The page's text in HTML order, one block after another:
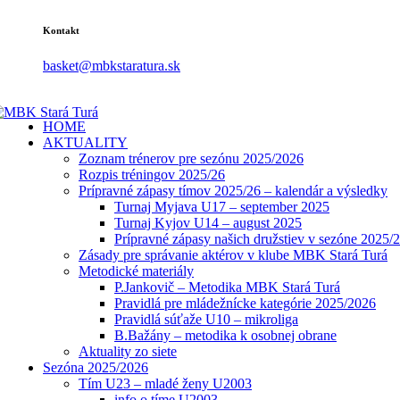
Kontakt
basket@mbkstaratura.sk
HOME
AKTUALITY
Zoznam trénerov pre sezónu 2025/2026
Rozpis tréningov 2025/26
Prípravné zápasy tímov 2025/26 – kalendár a výsledky
Turnaj Myjava U17 – september 2025
Turnaj Kyjov U14 – august 2025
Prípravné zápasy našich družstiev v sezóne 2025/
Zásady pre správanie aktérov v klube MBK Stará Turá
Metodické materiály
P.Jankovič – Metodika MBK Stará Turá
Pravidlá pre mládežnícke kategórie 2025/2026
Pravidlá súťaže U10 – mikroliga
B.Bažány – metodika k osobnej obrane
Aktuality zo siete
Sezóna 2025/2026
Tím U23 – mladé ženy U2003